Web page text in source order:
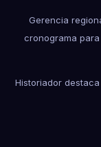
Gerencia
cronograma
Historiador